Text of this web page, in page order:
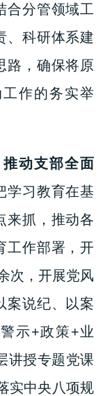
合分管领域工
、科研体系建
路，确保将原
作的务实举
动支部全面
学习教育在基
来抓，推动各
工作部署，开
次，开展党风
案说纪、以案
示+政策+业
讲授专题党课
实中央八项规